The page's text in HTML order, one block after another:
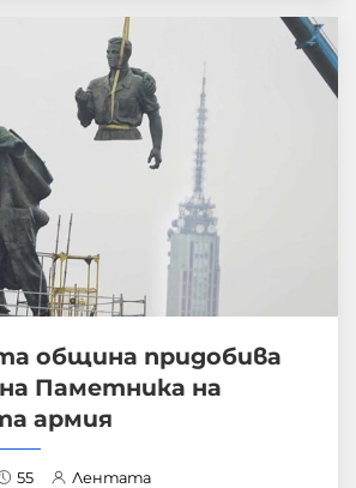
община придобива
Паметника на
армия
55 Лентата